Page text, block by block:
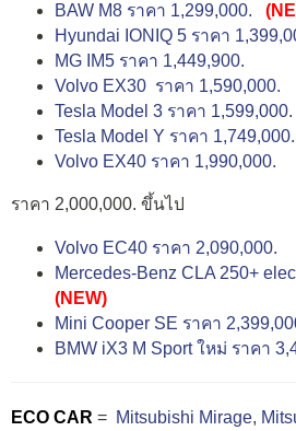
BAW M8 ราคา 1,299,000.
Hyundai IONIQ 5 ราคา
MG IM5 ราคา 1,449,900.
Volvo EX30 ราคา 1,590,000.
Tesla Model 3 ราคา 1,599,000.
Tesla Model Y ราคา 1,749,000.
Volvo EX40 ราคา 1,990,000.
ราคา 2,000,000. ขึ้นไป
Volvo EC40 ราคา 2,090,000.
Mercedes-Benz CLA 250+
(NEW)
Mini Cooper SE ราคา
BMW iX3 M Sport ใหม่ ราคา
ECO CAR = Mitsubishi Mirage,